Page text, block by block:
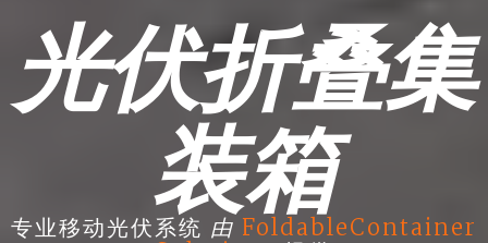
光伏折叠集
装箱
专业移动光伏系统 由 FoldableContainer